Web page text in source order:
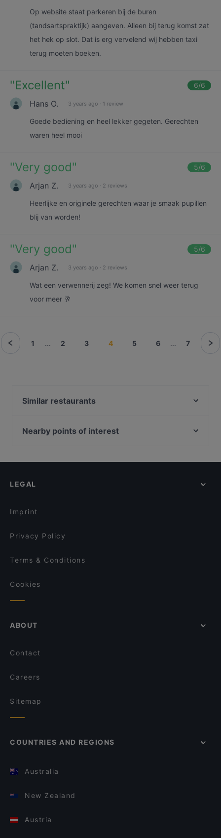
Op website staat parkeren bij de buren
(tandsartspraktijk) aangeven. Alleen bij terug komst zat
het hek op slot. Dat is erg vervelend wij hebben taxi
terug moeten boeken.
"Excellent" 6/6
Hans O. 3 years ago · 1 review
Goede bediening en heel lekker gegeten. Gerechten
waren heel mooi
"Very good" 5/6
Arjan Z. 3 years ago · 2 reviews
Heerlijke en originele gerechten waar je smaak pupillen
blij van worden!
"Very good" 5/6
Arjan Z. 3 years ago · 2 reviews
Wat een verwennerij zeg! We komen snel weer terug
voor meer 🥂
1 ... 2 3 4 5 6 ... 7
Similar restaurants
Il Miogirasole
Kohinoor of India
Hof van Ede
Nearby points of interest
Spui, Amsterdam
LEGAL
Imprint
Privacy Policy
Terms & Conditions
Cookies
ABOUT
Contact
Careers
Sitemap
COUNTRIES AND REGIONS
Australia
New Zealand
Austria